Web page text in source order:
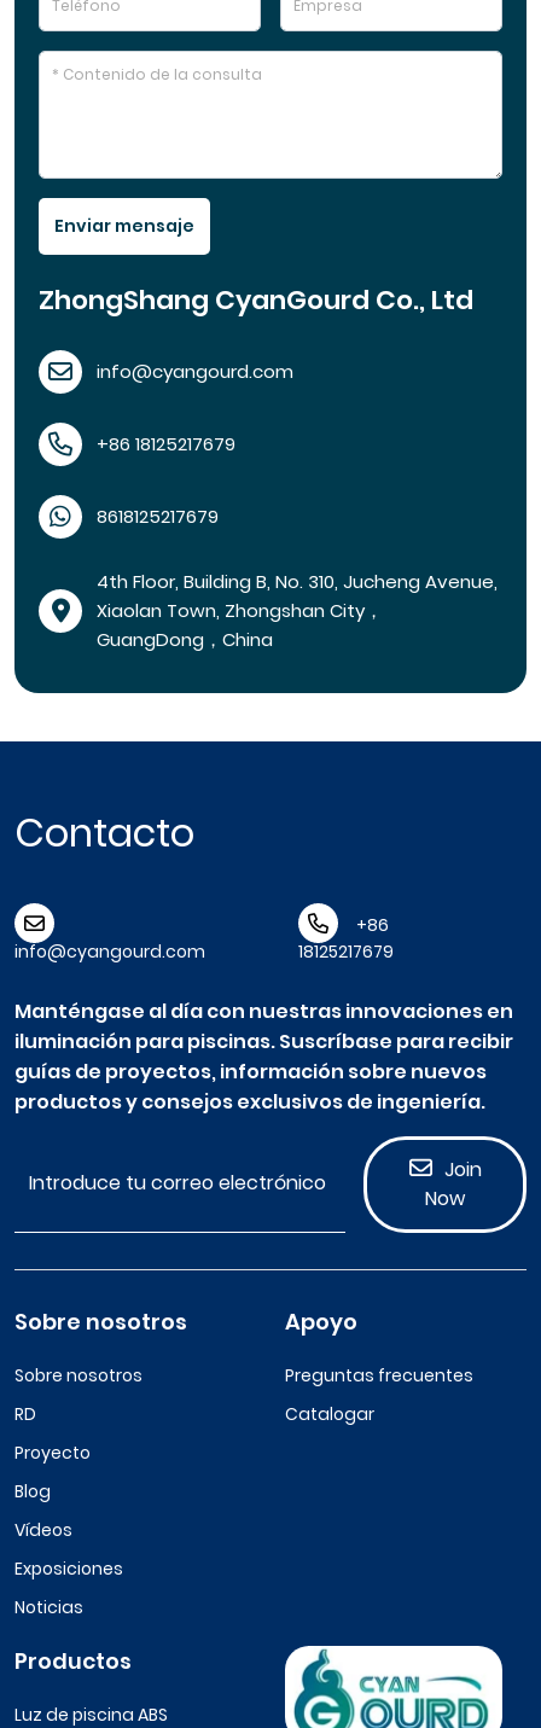
Enviar mensaje
ZhongShang CyanGourd Co., Ltd
info@cyangourd.com
+86 18125217679
8618125217679
4th Floor, Building B, No. 310, Jucheng Avenue,
Xiaolan Town, Zhongshan City，
GuangDong，China
Contacto
info@cyangourd.com
+86
18125217679
Manténgase al día con nuestras innovaciones en
iluminación para piscinas. Suscríbase para recibir
guías de proyectos, información sobre nuevos
productos y consejos exclusivos de ingeniería.
Join
Now
Sobre nosotros
Sobre nosotros
RD
Proyecto
Blog
Vídeos
Exposiciones
Noticias
Apoyo
Preguntas frecuentes
Catalogar
Productos
Luz de piscina ABS